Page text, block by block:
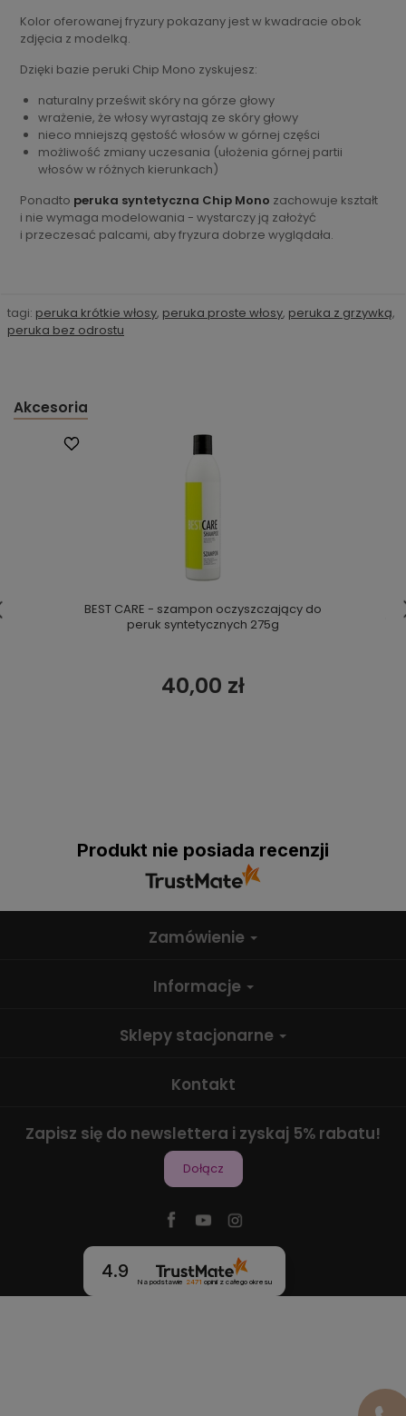
Kolor oferowanej fryzury pokazany jest w kwadracie obok
zdjęcia z modelką.
Dzięki bazie peruki Chip Mono zyskujesz:
naturalny prześwit skóry na górze głowy
wrażenie, że włosy wyrastają ze skóry głowy
nieco mniejszą gęstość włosów w górnej części
możliwość zmiany uczesania (ułożenia górnej partii
włosów w różnych kierunkach)
Ponadto peruka syntetyczna Chip Mono zachowuje kształt
i nie wymaga modelowania - wystarczy ją założyć
i przeczesać palcami, aby fryzura dobrze wyglądała.
tagi: peruka krótkie włosy, peruka proste włosy, peruka z grzywką,
peruka bez odrostu
Akcesoria
BEST CARE - szampon oczyszczający do
peruk syntetycznych 275g
40,00 zł
Produkt nie posiada recenzji
Zamówienie
Informacje
Sklepy stacjonarne
Kontakt
Zapisz się do newslettera i zyskaj 5% rabatu!
Dołącz
4.9
Na podstawie 2471 opinii z całego okresu